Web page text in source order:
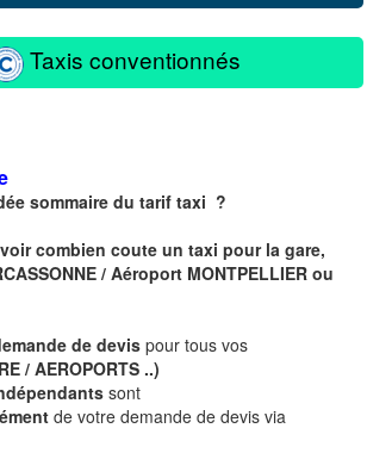
Taxis conventionnés
sommaire du tarif taxi ?
combien coute un taxi pour la gare,
/ Aéroport MONTPELLIER ou
de devis pour tous vos
/ AEROPORTS ..)
sont
de votre demande de devis via